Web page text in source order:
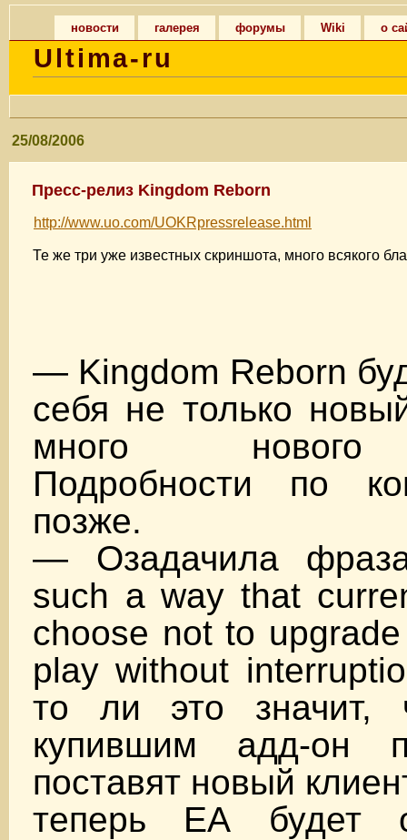
новости галерея форумы Wiki о
Ultima-ru
25/08/2006
Пресс-релиз Kingdom Reborn
http://www.uo.com/UOKRpressrelease.html
Те же три уже известных скриншота, много всякого
— Kingdom Reborn
себя не только
много нового
Подробности по
позже.
— Озадачила
such a way that
choose not to
play without
то ли это значит,
купившим адд-он
поставят новый
теперь ЕА будет